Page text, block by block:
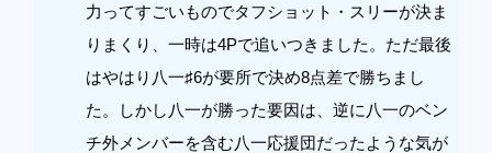
力ってすごいものでタフショット・スリーが決ま
りまくり、一時は4Pで追いつきました。ただ最後
はやはり八一♯6が要所で決め8点差で勝ちまし
た。しかし八一が勝った要因は、逆に八一のベン
チ外メンバーを含む八一応援団だったような気が